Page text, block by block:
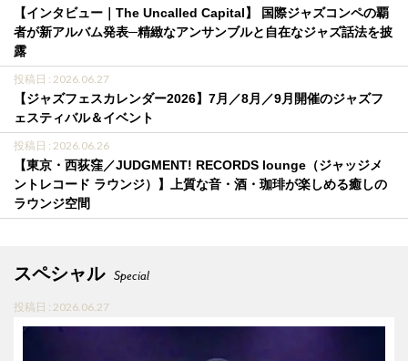
【インタビュー｜The Uncalled Capital】 国際ジャズコンペの覇
者が新アルバム発表─精緻なアンサンブルと自在なジャズ話法を披
露
投稿日 : 2026.06.27
【ジャズフェスカレンダー2026】7月／8月／9月開催のジャズフ
ェスティバル＆イベント
投稿日 : 2026.06.26
【東京・西荻窪／JUDGMENT! RECORDS lounge（ジャッジメ
ントレコード ラウンジ）】上質な音・酒・珈琲が楽しめる癒しの
ラウンジ空間
スペシャル Special
投稿日 : 2026.06.27